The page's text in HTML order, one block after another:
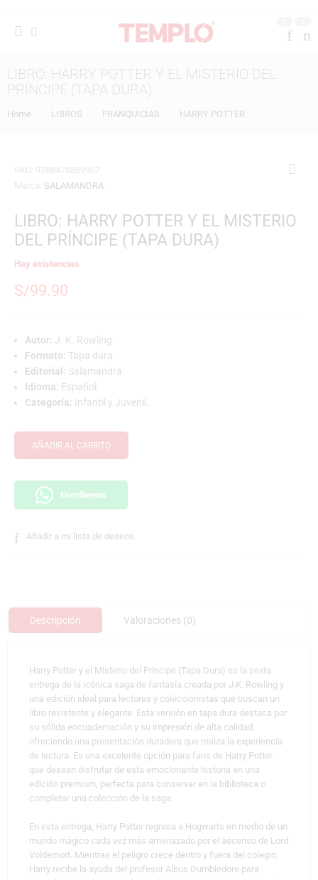
LIBRO: HARRY POTTER Y EL MISTERIO DEL
PRÍNCIPE (TAPA DURA)
Home LIBROS FRANQUICIAS HARRY POTTER
SKU: 9788478889907
Marca: SALAMANDRA
LIBRO: HARRY POTTER Y EL MISTERIO
DEL PRÍNCIPE (TAPA DURA)
Hay existencias
S/99.90
Autor: J. K. Rowling.
Formato: Tapa dura.
Editorial: Salamandra.
Idioma: Español.
Categoría: Infantil y Juvenil.
AÑADIR AL CARRITO
Escríbenos
Añadir a mi lista de deseos
Descripción Valoraciones (0)
Harry Potter y el Misterio del Príncipe (Tapa Dura) es la sexta
entrega de la icónica saga de fantasía creada por J.K. Rowling y
una edición ideal para lectores y coleccionistas que buscan un
libro resistente y elegante. Esta versión en tapa dura destaca por
su sólida encuadernación y su impresión de alta calidad,
ofreciendo una presentación duradera que realza la experiencia
de lectura. Es una excelente opción para fans de Harry Potter
que desean disfrutar de esta emocionante historia en una
edición premium, perfecta para conservar en la biblioteca o
completar una colección de la saga.
En esta entrega, Harry Potter regresa a Hogwarts en medio de un
mundo mágico cada vez más amenazado por el ascenso de Lord
Voldemort. Mientras el peligro crece dentro y fuera del colegio,
Harry recibe la ayuda del profesor Albus Dumbledore para